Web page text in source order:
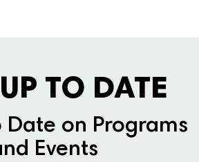
TO DATE
Date on Programs
Events